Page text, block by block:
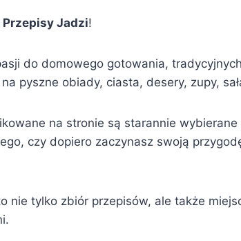
Przepisy Jadzi!
do domowego gotowania,
pyszne obiady, ciasta, desery, zupy,
na stronie są starannie
czy dopiero zaczynasz swoją
nie tylko zbiór przepisów, ale także